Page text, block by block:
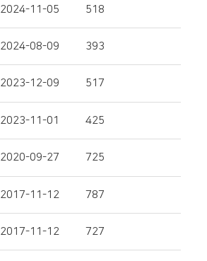
2024-11-05 518
2024-08-09 393
2023-12-09 517
2023-11-01 425
2020-09-27 725
2017-11-12 787
2017-11-12 727